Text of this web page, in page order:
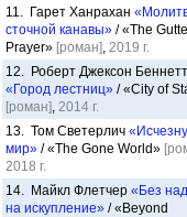
11. Гарет Ханрахан
сточной канавы» / «The
Prayer» [роман], 2019 г.
12. Роберт Джексон Беннетт
«Город лестниц» / «City of
[роман], 2014 г.
13. Том Светерлич
мир» / «The Gone World»
2018 г.
14. Майкл Флетчер «Без
на искупление» / «Beyond